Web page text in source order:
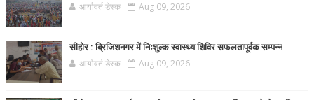
आर्यावर्त डेस्क Aug 09, 2026
सीहोर : ब्रिजिशनगर में निःशुल्क स्वास्थ्य शिविर सफलतापूर्वक सम्पन्न
आर्यावर्त डेस्क Aug 09, 2026